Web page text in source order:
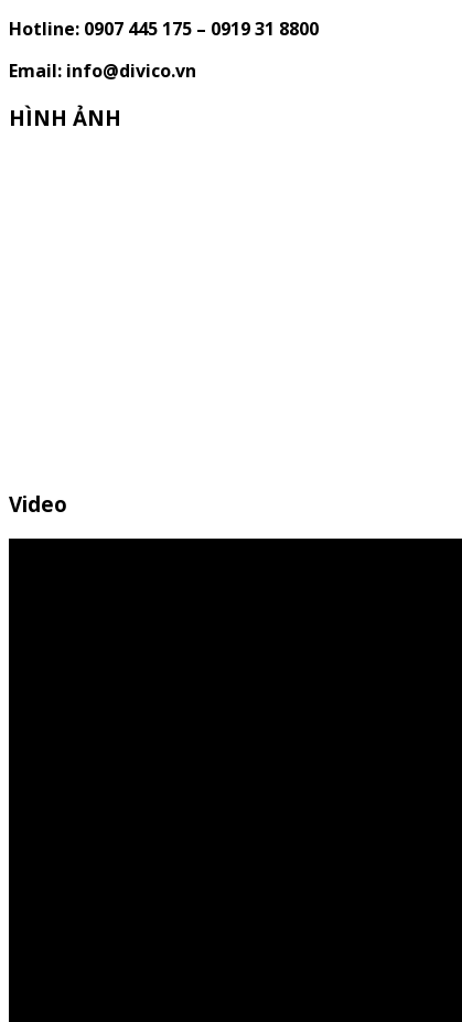
Hotline: 0907 445 175 – 0919 31 8800
Email: info@divico.vn
HÌNH ẢNH
Video